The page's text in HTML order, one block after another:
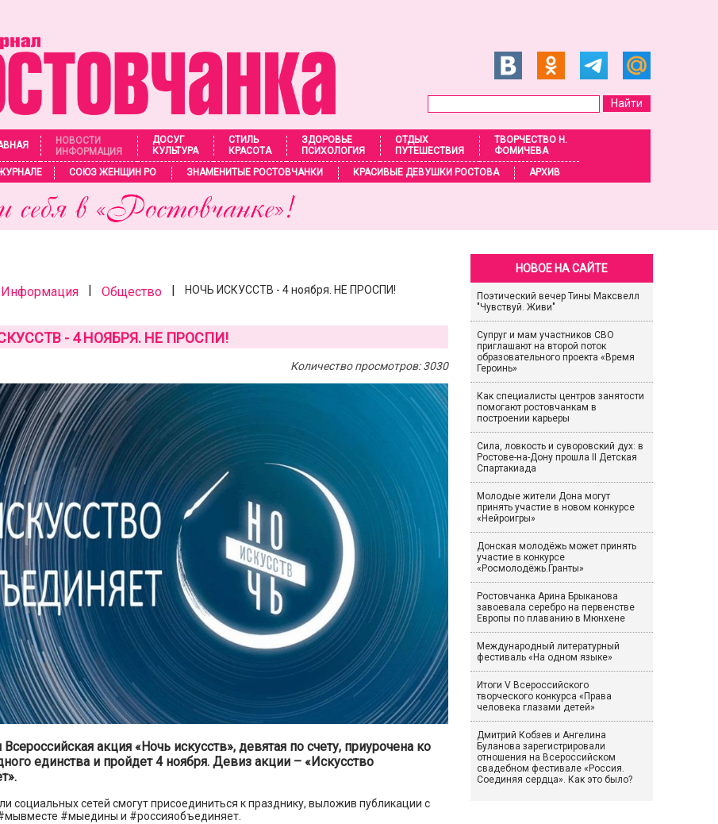
НОВОСТИ
ИНФОРМАЦИЯ
ДОСУГ
КУЛЬТУРА
СТИЛЬ
КРАСОТА
ЗДОРОВЬЕ
ПСИХОЛОГИЯ
ОТДЫХ
ПУТЕШЕСТВИЯ
ТВОРЧЕСТВО Н.
ФОМИЧЕВА
СОЮЗ ЖЕНЩИН РО ЗНАМЕНИТЫЕ РОСТОВЧАНКИ КРАСИВЫЕ ДЕВУШКИ РОСТОВА АРХИВ
Информация| Общество| НОЧЬ ИСКУССТВ - 4 ноября. НЕ ПРОСПИ!
- 4 НОЯБРЯ. НЕ ПРОСПИ!
Количество просмотров: 3030
Всероссийская акция «Ночь искусств», девятая по счету, приурочена ко
единства и пройдет 4 ноября. Девиз акции – «Искусство
социальных сетей смогут присоединиться к празднику, выложив публикации с
#мыедины и #россияобъединяет.
НОВОЕ НА САЙТЕ
Поэтический вечер Тины Максвелл
"Чувствуй. Живи"
Супруг и мам участников СВО
приглашают на второй поток
образовательного проекта «Время
Героинь»
Как специалисты центров занятости
помогают ростовчанкам в
построении карьеры
Сила, ловкость и суворовский дух: в
Ростове-на-Дону прошла II Детская
Спартакиада
Молодые жители Дона могут
принять участие в новом конкурсе
«Нейроигры»
Донская молодёжь может принять
участие в конкурсе
«Росмолодёжь.Гранты»
Ростовчанка Арина Брыканова
завоевала серебро на первенстве
Европы по плаванию в Мюнхене
Международный литературный
фестиваль «На одном языке»
Итоги V Всероссийского
творческого конкурса «Права
человека глазами детей»
Дмитрий Кобзев и Ангелина
Буланова зарегистрировали
отношения на Всероссийском
свадебном фестивале «Россия.
Соединяя сердца». Как это было?